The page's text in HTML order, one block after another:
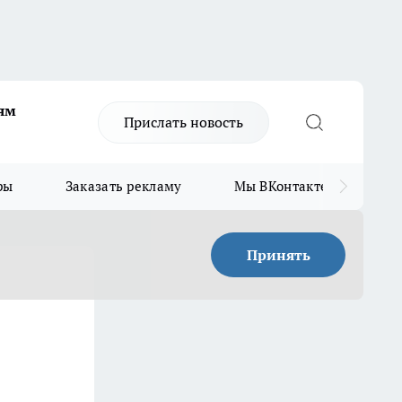
Прислать новость
Заказать рекламу Мы ВКонтакте
Принять